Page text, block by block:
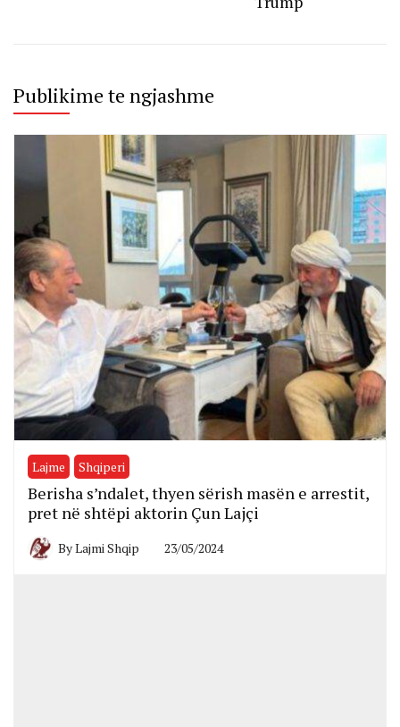
Publikime te ngjashme
Lajme Shqiperi
Berisha s’ndalet, thyen sërish masën e arrestit,
pret në shtëpi aktorin Çun Lajçi
ByLajmi Shqip 23/05/2024